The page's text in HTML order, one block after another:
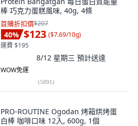
棒 巧克力蛋糕風味, 40g, 4條
首購折扣價$207
40% $123 ($7.69/10g)
運費 $195
8/12 星期三 預計送達
WOW免運
(5891)
PRO-ROUTINE Ogodan 烤箱烘烤蛋
白棒 咖啡口味 12入, 600g, 1個